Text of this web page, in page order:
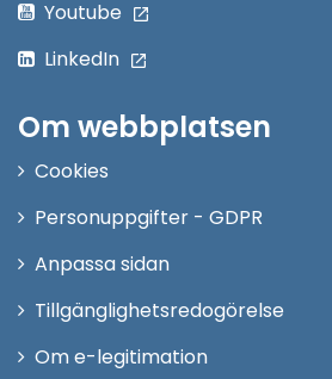
Youtube
LinkedIn
Om webbplatsen
Cookies
Personuppgifter - GDPR
Anpassa sidan
Tillgänglighetsredogörelse
Om e-legitimation